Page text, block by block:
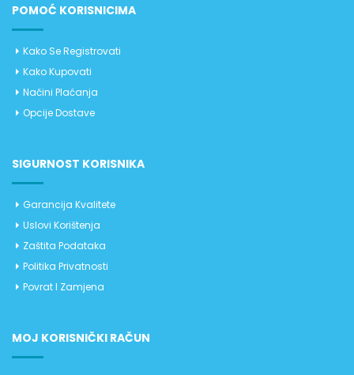
POMOĆ KORISNICIMA
Kako Se Registrovati
Kako Kupovati
Načini Plaćanja
Opcije Dostave
SIGURNOST KORISNIKA
Garancija Kvalitete
Uslovi Korištenja
Zaštita Podataka
Politika Privatnosti
Povrat I Zamjena
MOJ KORISNIČKI RAČUN